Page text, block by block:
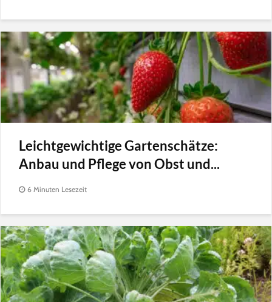
Leichtgewichtige Gartenschätze:
Anbau und Pflege von Obst und...
6 Minuten Lesezeit